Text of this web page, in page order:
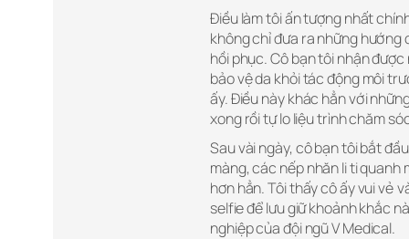
Điều làm tôi ấn tượng nhất
không chỉ đưa ra những
hồi phục. Cô bạn tôi nhận
bảo vệ da khỏi tác động môi
ấy. Điều này khác hẳn với
xong rồi tự lo liệu trình chăm
Sau vài ngày, cô bạn tôi bắt
màng, các nếp nhăn li ti quanh
hơn hẳn. Tôi thấy cô ấy vui vẻ
selfie để lưu giữ khoảnh khắc
nghiệp của đội ngũ V Medical.